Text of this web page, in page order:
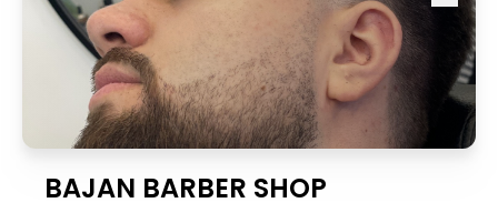
BAJAN BARBER SHOP